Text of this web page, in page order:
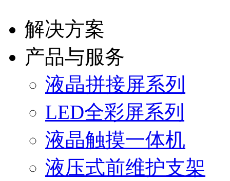
解决方案
产品与服务
液晶拼接屏系列
LED全彩屏系列
液晶触摸一体机
液压式前维护支架